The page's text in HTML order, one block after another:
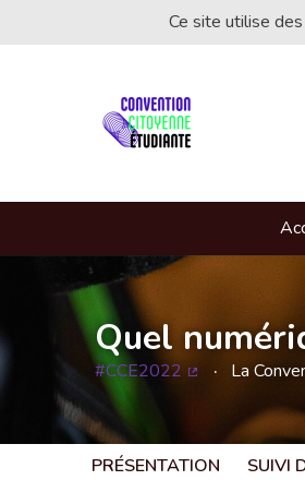
Ce site utilise
Quel
#CCE2022 La
PRÉSENTATION SUIVI